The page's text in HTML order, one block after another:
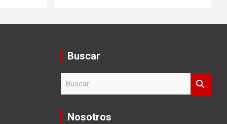
Buscar
c
Nosotros